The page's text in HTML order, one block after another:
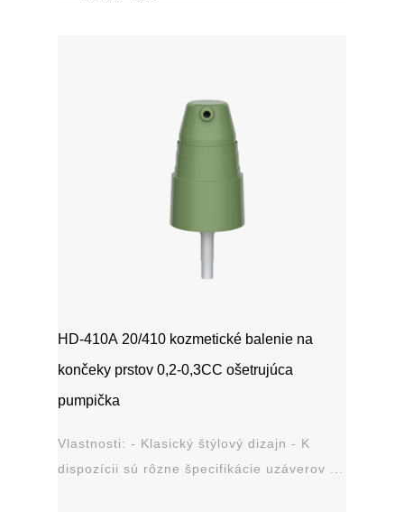
HD-410A 20/410 kozmetické balenie na
končeky prstov 0,2-0,3CC ošetrujúca
pumpička
Vlastnosti: - Klasický štýlový dizajn - K